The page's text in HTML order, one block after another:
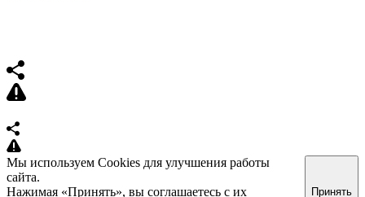
Мы используем Cookies для улучшения работы
сайта.
Нажимая «Принять», вы соглашаетесь с их
Принять